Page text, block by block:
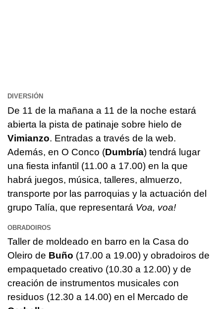
DIVERSIÓN
De 11 de la mañana a 11 de la noche estará
abierta la pista de patinaje sobre hielo de
Vimianzo. Entradas a través de la web.
Además, en O Conco (Dumbría) tendrá lugar
una fiesta infantil (11.00 a 17.00) en la que
habrá juegos, música, talleres, almuerzo,
transporte por las parroquias y la actuación del
grupo Talía, que representará Voa, voa!
OBRADOIROS
Taller de moldeado en barro en la Casa do
Oleiro de Buño (17.00 a 19.00) y obradoiros de
empaquetado creativo (10.30 a 12.00) y de
creación de instrumentos musicales con
residuos (12.30 a 14.00) en el Mercado de